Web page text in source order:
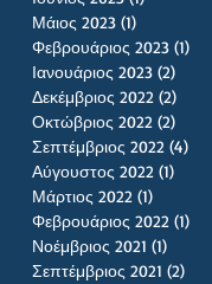
Μάιος 2023 (1)
Φεβρουάριος 2023 (1)
Ιανουάριος 2023 (2)
Δεκέμβριος 2022 (2)
Οκτώβριος 2022 (2)
Σεπτέμβριος 2022 (4)
Αύγουστος 2022 (1)
Μάρτιος 2022 (1)
Φεβρουάριος 2022 (1)
Νοέμβριος 2021 (1)
Σεπτέμβριος 2021 (2)